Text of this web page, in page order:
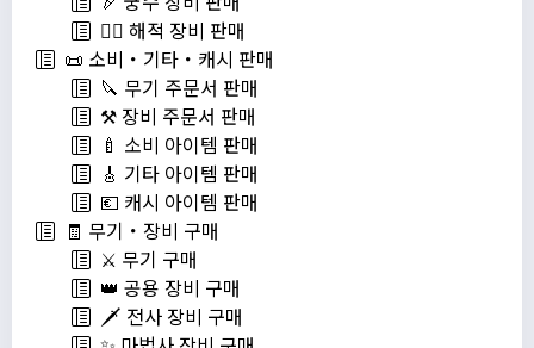
🏴‍☠️ 해적 장비 판매
📜 소비・기타・캐시 판매
🔪 무기 주문서 판매
⚒️ 장비 주문서 판매
🍼 소비 아이템 판매
🎸 기타 아이템 판매
💶 캐시 아이템 판매
🧾 무기・장비 구매
⚔️ 무기 구매
👑 공용 장비 구매
🗡️ 전사 장비 구매